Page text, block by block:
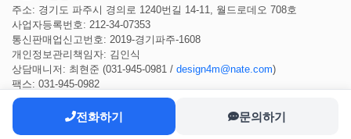
전화하기 문의하기
주소: 경기도 파주시 경의로 1240번길 14-11, 월드로데오 708호
사업자등록번호: 212-34-07353
통신판매업신고번호: 2019-경기파주-1608
개인정보관리책임자: 김인식
상담매니저: 최현준 (031-945-0981 / design4m@nate.com)
팩스: 031-945-0982
COPYRIGHT ⓒ 2022관리인 ALL RIGHTS RESERVED.